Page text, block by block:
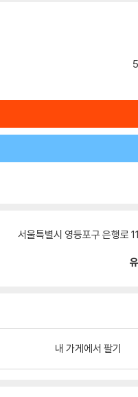
서울특별시 영등포구 은행로
내 가게에서 팔기